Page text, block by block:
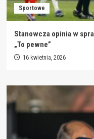
Sportowe
Stanowcza opinia w
„To pewne”
16 kwietnia, 2026